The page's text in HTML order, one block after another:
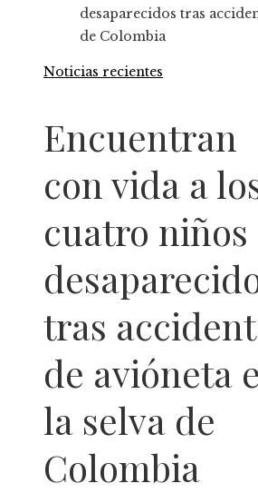
desaparecidos tras
de Colombia
Noticias recientes
Encuentran
con vida a
cuatro niños
tras
de avióneta
la selva de
Colombia